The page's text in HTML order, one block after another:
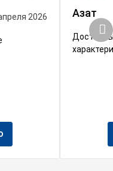
2026 Азат